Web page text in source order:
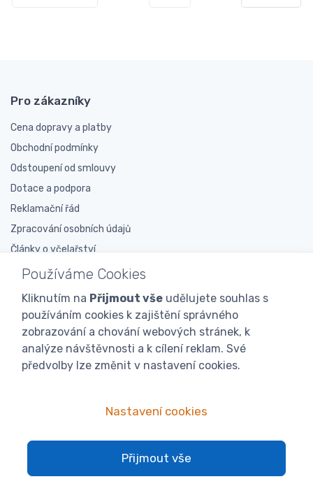
Pro zákazníky
Cena dopravy a platby
Obchodní podmínky
Odstoupení od smlouvy
Dotace a podpora
Reklamační řád
Zpracování osobních údajů
Články o včelařství
Klub iVčelařství
Výkup včelího vosku
Výkup včelího medu
Výměna vosku
O nás
Používáme Cookies
Kliknutím na Přijmout vše udělujete souhlas s
používáním cookies k zajištění správného
zobrazování a chování webových stránek, k
analýze návštěvnosti a k cílení reklam. Své
předvolby lze změnit v nastavení cookies.
Nastavení cookies
Přijmout vše